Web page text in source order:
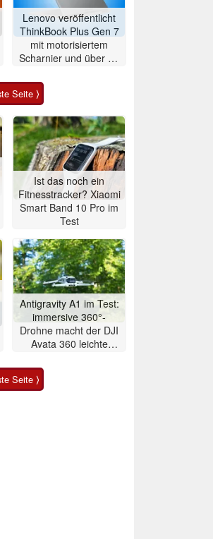
Lenovo veröffentlicht
ThinkBook Plus Gen 7
mit motorisiertem
Scharnier und über 21
Seite ⟩
Ist das noch ein
Fitnesstracker? Xiaomi
Smart Band 10 Pro im
Test
Antigravity A1 im Test:
immersive 360°-
Drohne macht der DJI
Avata 360 leichte
Seite ⟩